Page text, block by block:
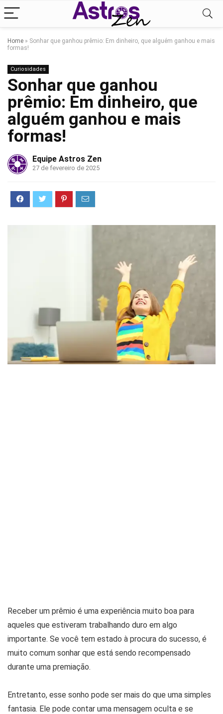
Home » Sonhar que ganhou prêmio: Em dinheiro, que alguém ganhou e mais
formas!
Curiosidades
Sonhar que ganhou
prêmio: Em dinheiro, que
alguém ganhou e mais
formas!
Equipe Astros Zen
27 de fevereiro de 2025
Receber um prêmio é uma experiência muito boa para
aqueles que estiveram trabalhando duro em algo
importante. Se você tem estado à procura do sucesso, é
muito comum sonhar que está sendo recompensado
durante uma premiação.
Entretanto, esse sonho pode ser mais do que uma simples
fantasia. Ele pode contar uma mensagem oculta e se